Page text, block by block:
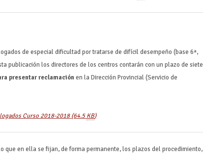
de especial dificultad por tratarse de difícil desempeño (base 6ª,
publicación los directores de los centros contarán con un plazo de siete
presentar reclamaciónen la Dirección Provincial (Servicio de
Curso 2018-2018(64.5KB)
que en ella se fijan, de forma permanente, los plazos del procedimiento,